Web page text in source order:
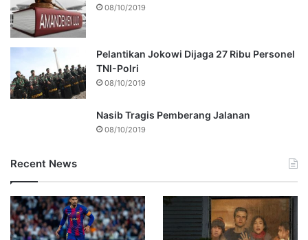
08/10/2019
Pelantikan Jokowi Dijaga 27 Ribu Personel
TNI-Polri
08/10/2019
Nasib Tragis Pemberang Jalanan
08/10/2019
Recent News